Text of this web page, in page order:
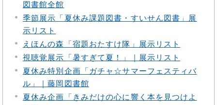
図書館全館
季節展示「夏休み課題図書・すいせん図書」展
示リスト
えほんの森「宿題おたすけ隊」展示リスト
視聴覚展示「暑すぎて夏！」｜展示リスト
夏休み特別企画「ガチャ☆サマーフェスティバ
ル」｜藤岡図書館
夏休み企画「きみだけの心に響く本を見つけよ